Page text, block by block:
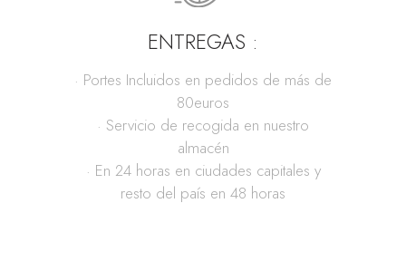
ENTREGAS :
· Portes Incluidos en pedidos de más de
80euros
· Servicio de recogida en nuestro
almacén
· En 24 horas en ciudades capitales y
resto del país en 48 horas